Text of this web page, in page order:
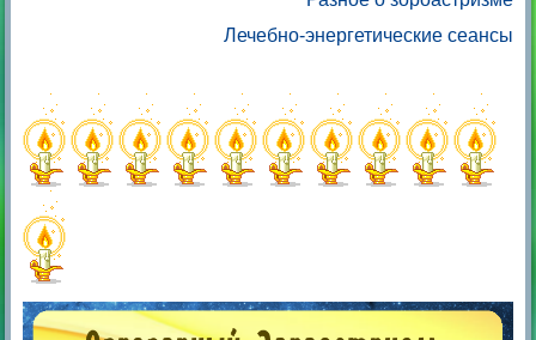
Лечебно-энергетические сеансы